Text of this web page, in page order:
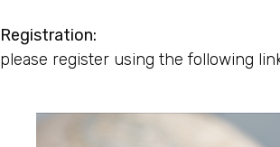
Registration:
please register using the following